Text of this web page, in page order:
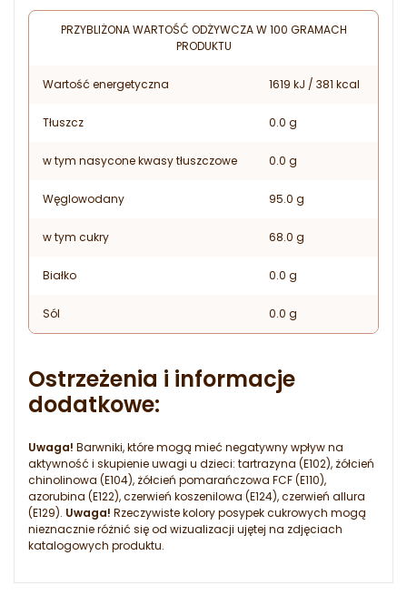
PRZYBLIŻONA WARTOŚĆ ODŻYWCZA W 100 GRAMACH
PRODUKTU
Wartość energetyczna 1619 kJ / 381 kcal
Tłuszcz 0.0 g
w tym nasycone kwasy tłuszczowe 0.0 g
Węglowodany 95.0 g
w tym cukry 68.0 g
Białko 0.0 g
Sól 0.0 g
Ostrzeżenia i informacje
dodatkowe:
Uwaga! Barwniki, które mogą mieć negatywny wpływ na
aktywność i skupienie uwagi u dzieci: tartrazyna (E102), żółcień
chinolinowa (E104), żółcień pomarańczowa FCF (E110),
azorubina (E122), czerwień koszenilowa (E124), czerwień allura
(E129). Uwaga! Rzeczywiste kolory posypek cukrowych mogą
nieznacznie różnić się od wizualizacji ujętej na zdjęciach
katalogowych produktu.